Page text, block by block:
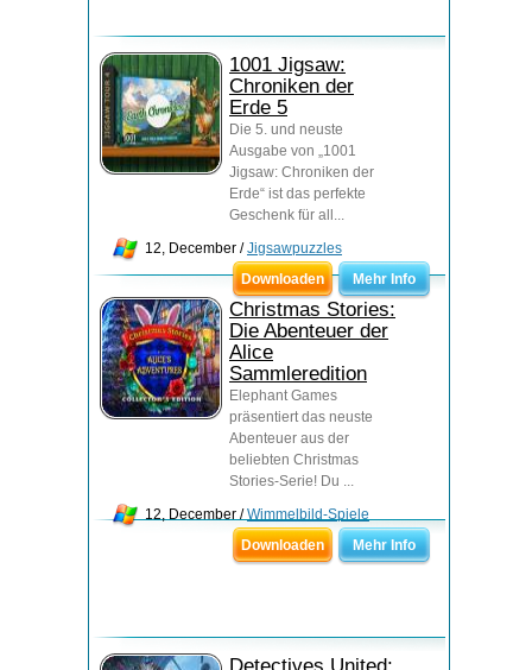
1001 Jigsaw:
Chroniken der
Erde 5
Die 5. und neuste
Ausgabe von „1001
Jigsaw: Chroniken der
Erde“ ist das perfekte
Geschenk für all...
12, December /Jigsawpuzzles
Downloaden
Mehr Info
Christmas Stories:
Die Abenteuer der
Alice
Sammleredition
Elephant Games
präsentiert das neuste
Abenteuer aus der
beliebten Christmas
Stories-Serie! Du ...
12, December /Wimmelbild-Spiele
Downloaden
Mehr Info